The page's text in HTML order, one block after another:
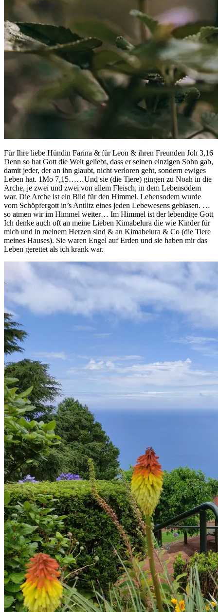
Für Ihre liebe Hündin Farina & für Leon & ihren Freunden Joh 3,16
Denn so hat Gott die Welt geliebt, dass er seinen einzigen Sohn gab,
damit jeder, der an ihn glaubt, nicht verloren geht, sondern ewiges
Leben hat. 1Mo 7,15……Und sie (die Tiere) gingen zu Noah in die
Arche, je zwei und zwei von allem Fleisch, in dem Lebensodem
war. Die Arche ist ein Bild für den Himmel. Lebensodem wurde
vom Schöpfergott in’s Antlitz eines jeden Lebewesens geblasen. …
so atmen wir im Himmel weiter… Im Himmel ist der lebendige Gott
Ich denke auch oft an meine Lieben Kimabelura die wie Kinder für
mich und in meinem Herzen sind & an Kimabelura & Co (die Tiere
meines Hauses). Sie waren Engel auf Erden und sie haben mir das
Leben gerettet als ich krank war.